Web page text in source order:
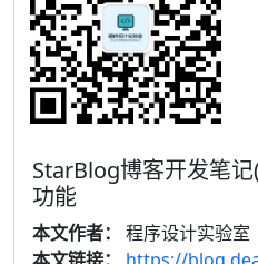
StarBlog博客开发笔
功能
本文作者：
程序设计实验室